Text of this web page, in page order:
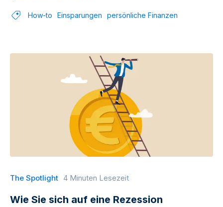
How-to Einsparungen persönliche Finanzen
The Spotlight 4 Minuten Lesezeit
Wie Sie sich auf eine Rezession